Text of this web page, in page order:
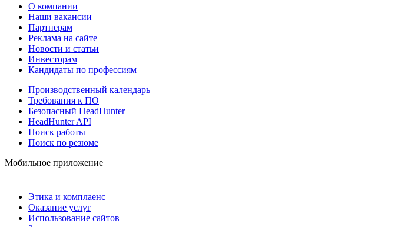
О компании
Наши вакансии
Партнерам
Реклама на сайте
Новости и статьи
Инвесторам
Кандидаты по профессиям
Производственный календарь
Требования к ПО
Безопасный HeadHunter
HeadHunter API
Поиск работы
Поиск по резюме
Мобильное приложение
Этика и комплаенс
Оказание услуг
Использование сайтов